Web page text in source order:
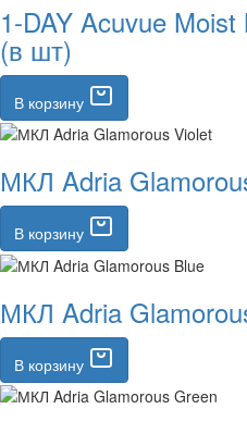
1-DAY Acuvue
(в шт)
В корзину
МКЛ Adria
В корзину
МКЛ Adria
В корзину